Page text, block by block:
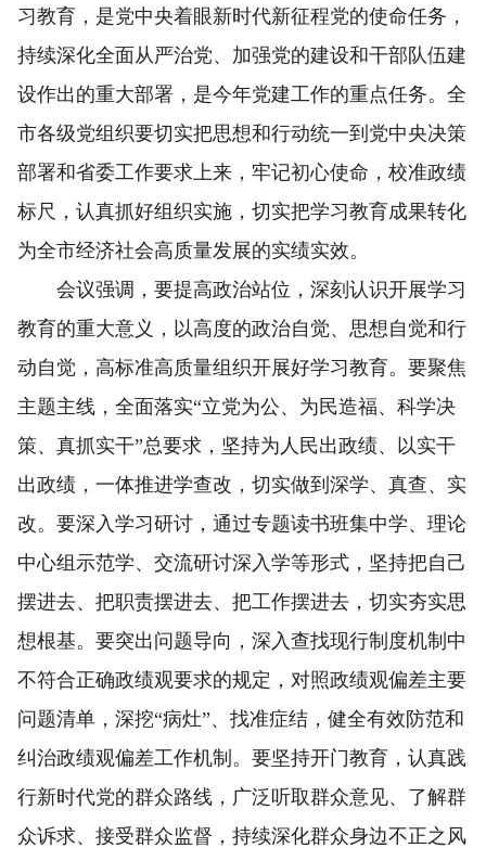
习教育，是党中央着眼新时代新征程党的使命任务，
持续深化全面从严治党、加强党的建设和干部队伍建
设作出的重大部署，是今年党建工作的重点任务。全
市各级党组织要切实把思想和行动统一到党中央决策
部署和省委工作要求上来，牢记初心使命，校准政绩
标尺，认真抓好组织实施，切实把学习教育成果转化
为全市经济社会高质量发展的实绩实效。
会议强调，要提高政治站位，深刻认识开展学习
教育的重大意义，以高度的政治自觉、思想自觉和行
动自觉，高标准高质量组织开展好学习教育。要聚焦
主题主线，全面落实“立党为公、为民造福、科学决
策、真抓实干”总要求，坚持为人民出政绩、以实干
出政绩，一体推进学查改，切实做到深学、真查、实
改。要深入学习研讨，通过专题读书班集中学、理论
中心组示范学、交流研讨深入学等形式，坚持把自己
摆进去、把职责摆进去、把工作摆进去，切实夯实思
想根基。要突出问题导向，深入查找现行制度机制中
不符合正确政绩观要求的规定，对照政绩观偏差主要
问题清单，深挖“病灶”、找准症结，健全有效防范和
纠治政绩观偏差工作机制。要坚持开门教育，认真践
行新时代党的群众路线，广泛听取群众意见、了解群
众诉求、接受群众监督，持续深化群众身边不正之风